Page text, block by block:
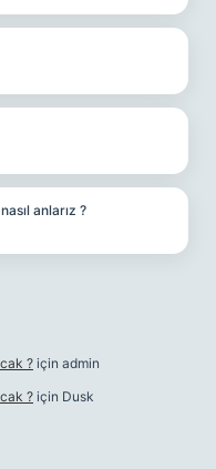
anlarız ?
? için admin
? için Dusk